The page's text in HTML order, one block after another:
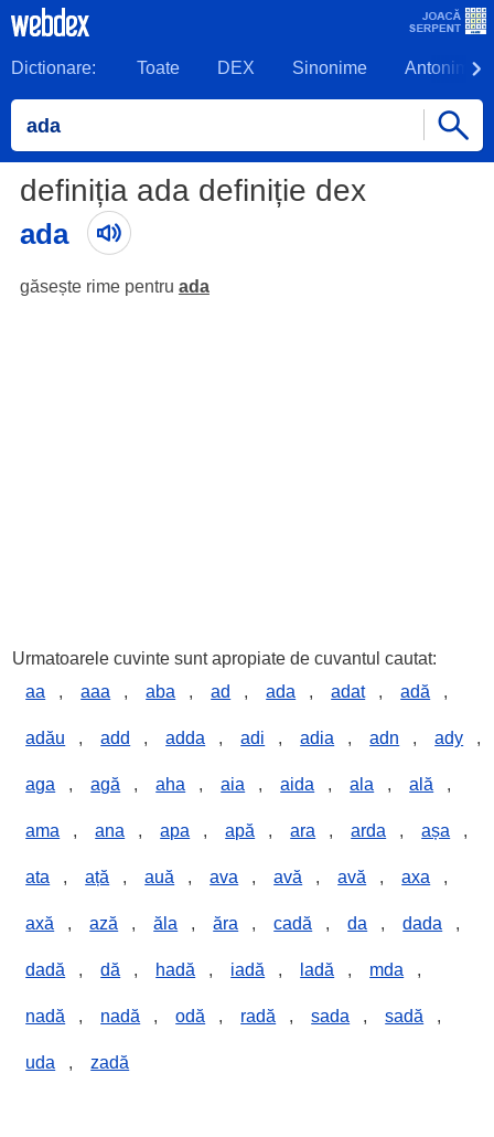
Dictionare: Toate DEX Sinonime Antonime
definiția ada definiție dex
ada
găsește rime pentru ada
Urmatoarele cuvinte sunt apropiate de cuvantul cautat:
aa
, aaa , aba , ad , ada , adat , adă ,
adău , add , adda , adi , adia , adn , ady ,
aga , agă , aha , aia , aida , ala , ală ,
ama , ana , apa , apă , ara , arda , așa ,
ata , ață , auă , ava , avă , avă , axa ,
axă , ază , ăla , ăra , cadă , da , dada ,
dadă , dă , hadă , iadă , ladă , mda ,
nadă , nadă , odă , radă , sada , sadă ,
uda , zadă